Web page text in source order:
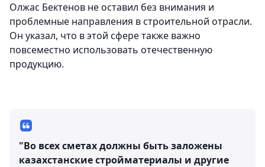
Олжас Бектенов не оставил без внимания и
проблемные направления в строительной отрасли.
Он указал, что в этой сфере также важно
повсеместно использовать отечественную
продукцию.
"Во всех сметах должны быть заложены
казахстанские стройматериалы и другие